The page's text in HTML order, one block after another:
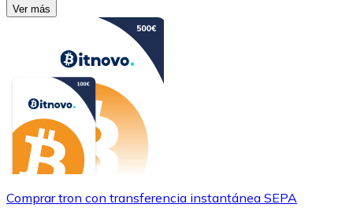
Ver más
Comprar tron con transferencia instantánea SEPA